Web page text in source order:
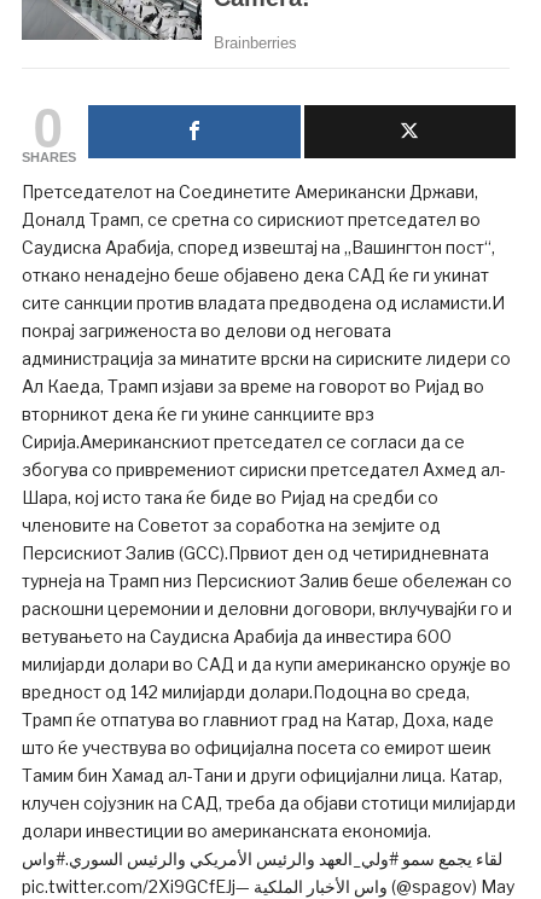
0
SHARES
Претседателот на Соединетите Американски Држави,
Доналд Трамп, се сретна со сирискиот претседател во
Саудиска Арабија, според извештај на „Вашингтон пост“,
откако ненадејно беше објавено дека САД ќе ги укинат
сите санкции против владата предводена од исламисти.И
покрај загриженоста во делови од неговата
администрација за минатите врски на сириските лидери со
Ал Каеда, Трамп изјави за време на говорот во Ријад во
вторникот дека ќе ги укине санкциите врз
Сирија.Американскиот претседател се согласи да се
збогува со привремениот сириски претседател Ахмед ал-
Шара, кој исто така ќе биде во Ријад на средби со
членовите на Советот за соработка на земјите од
Персискиот Залив (GCC).Првиот ден од четиридневната
турнеја на Трамп низ Персискиот Залив беше обележан со
раскошни церемонии и деловни договори, вклучувајќи го и
ветувањето на Саудиска Арабија да инвестира 600
милијарди долари во САД и да купи американско оружје во
вредност од 142 милијарди долари.Подоцна во среда,
Трамп ќе отпатува во главниот град на Катар, Доха, каде
што ќе учествува во официјална посета со емирот шеик
Тамим бин Хамад ал-Тани и други официјални лица. Катар,
клучен сојузник на САД, треба да објави стотици милијарди
долари инвестиции во американската економија.
لقاء يجمع سمو #ولي_العهد والرئيس الأمريكي والرئيس السوري.#واس
pic.twitter.com/2Xi9GCfEJj— واس الأخبار الملكية (@spagov) May